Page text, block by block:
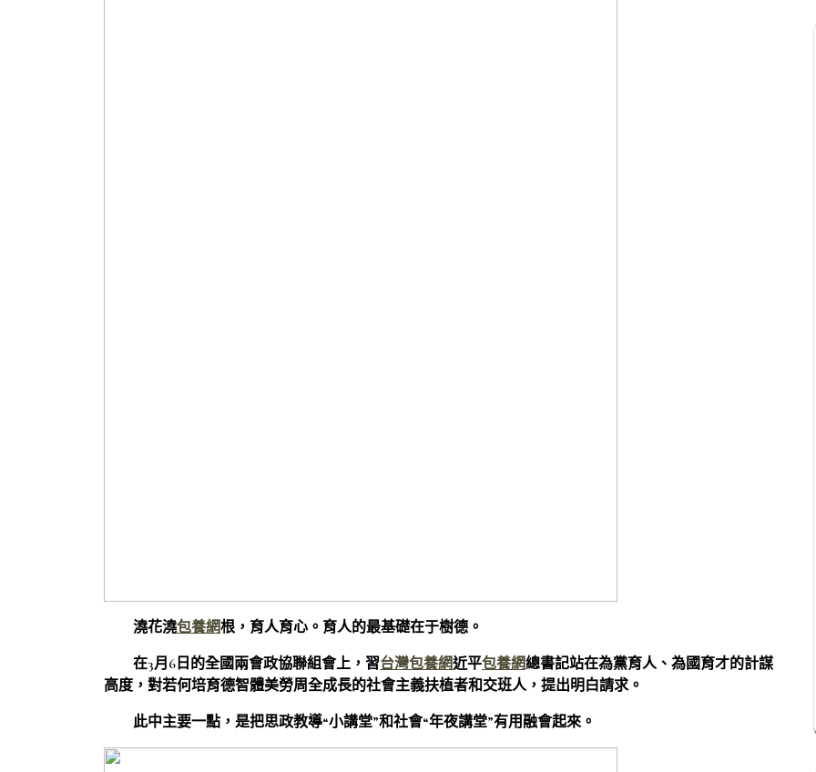
澆花澆包養網根，育人育心。育人的最基礎在于樹德。
在3月6日的全國兩會政協聯組會上，習台灣包養網近平包養網總書記站在為黨育人、為國育才的計謀
高度，對若何培育德智體美勞周全成長的社會主義扶植者和交班人，提出明白請求。
此中主要一點，是把思政教導“小講堂”和社會“年夜講堂”有用融會起來。